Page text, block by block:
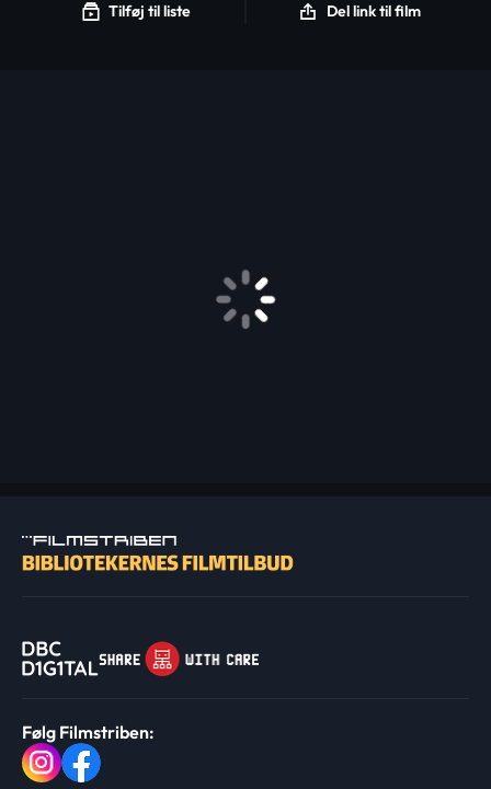
Tilføj til liste Del link til film
Følg Filmstriben: